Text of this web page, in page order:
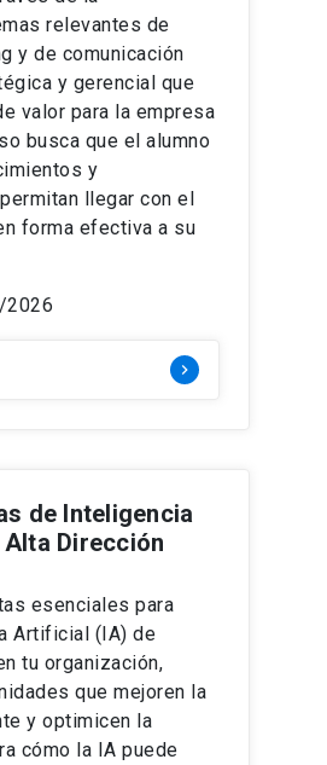
relevantes de
y de comunicación
y gerencial que
valor para la empresa
busca que el alumno
y
llegar con el
forma efectiva a su
keyboard_arrow_right
de Inteligencia
Dirección
esenciales para
Artificial (IA) de
tu organización,
que mejoren la
y optimicen la
cómo la IA puede